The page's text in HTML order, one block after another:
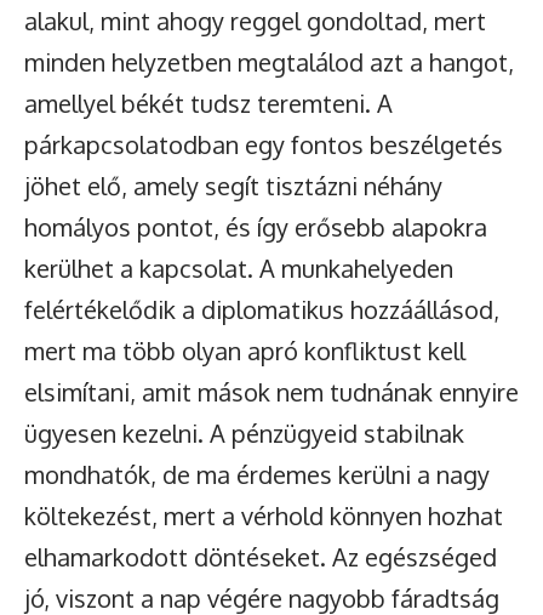
alakul, mint ahogy reggel gondoltad, mert
minden helyzetben megtalálod azt a hangot,
amellyel békét tudsz teremteni. A
párkapcsolatodban egy fontos beszélgetés
jöhet elő, amely segít tisztázni néhány
homályos pontot, és így erősebb alapokra
kerülhet a kapcsolat. A munkahelyeden
felértékelődik a diplomatikus hozzáállásod,
mert ma több olyan apró konfliktust kell
elsimítani, amit mások nem tudnának ennyire
ügyesen kezelni. A pénzügyeid stabilnak
mondhatók, de ma érdemes kerülni a nagy
költekezést, mert a vérhold könnyen hozhat
elhamarkodott döntéseket. Az egészséged
jó, viszont a nap végére nagyobb fáradtság